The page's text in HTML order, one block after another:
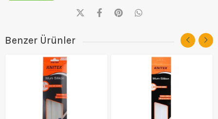
Benzer Ürünler